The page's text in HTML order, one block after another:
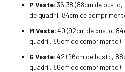
P Veste: 36,38 (88cm de
de quadril, 84cm de
M Veste: 40 (92cm de busto,
quadril, 85cm de comprimento)
G Veste: 42 (96cm de busto,
quadril, 86cm de comprimento)